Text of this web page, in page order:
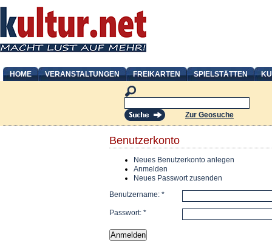
HOME VERANSTALTUNGEN FREIKARTEN SPIELSTÄTTEN
Zur Geosuche
Benutzerkonto
Neues Benutzerkonto anlegen
Anmelden
Neues Passwort zusenden
Benutzername: *
Passwort: *